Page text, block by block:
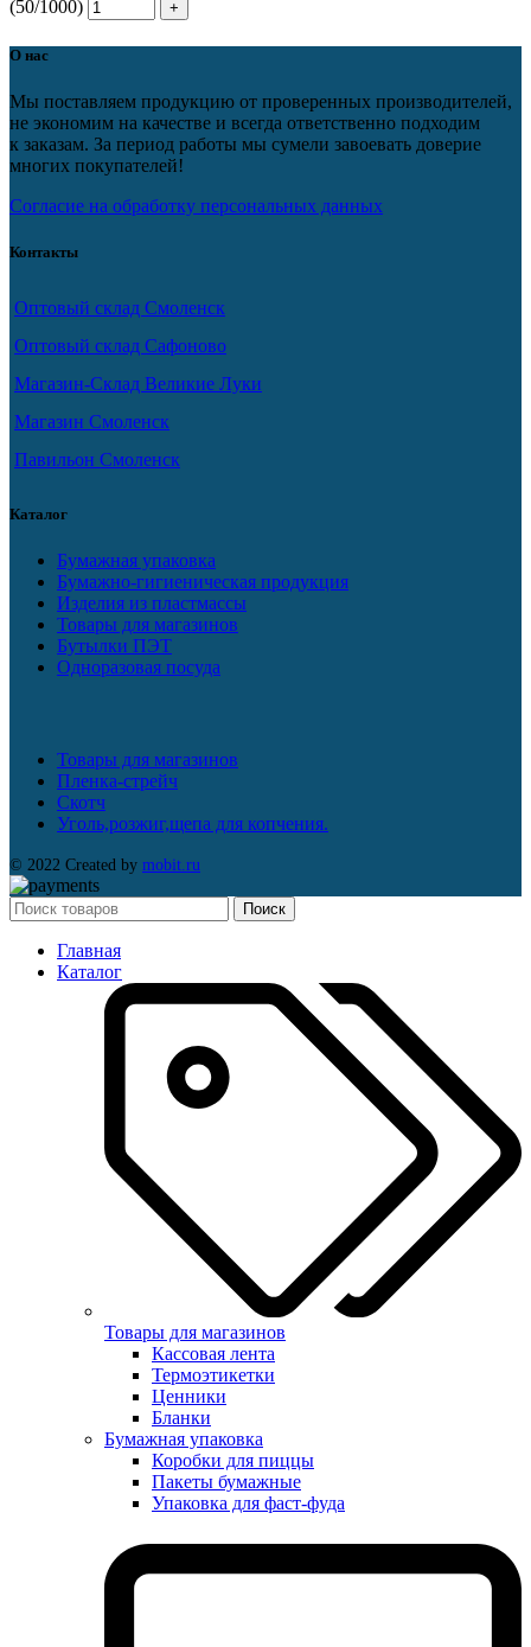
(50/1000)
О нас
Мы поставляем продукцию от проверенных производителей,
не экономим на качестве и всегда ответственно подходим
к заказам. За период работы мы сумели завоевать доверие
многих покупателей!
Согласие на обработку персональных данных
Контакты
Оптовый склад Смоленск
Оптовый склад Сафоново
Магазин-Склад Великие Луки
Магазин Смоленск
Павильон Смоленск
Каталог
Бумажная упаковка
Бумажно-гигиеническая продукция
Изделия из пластмассы
Товары для магазинов
Бутылки ПЭТ
Одноразовая посуда
Товары для магазинов
Пленка-стрейч
Скотч
Уголь,розжиг,щепа для копчения.
© 2022 Created by mobit.ru
Поиск
Главная
Каталог
Товары для магазинов
Кассовая лента
Термоэтикетки
Ценники
Бланки
Бумажная упаковка
Коробки для пиццы
Пакеты бумажные
Упаковка для фаст-фуда